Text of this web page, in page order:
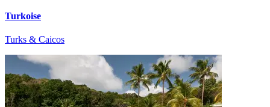
Turkoise
Turks & Caicos